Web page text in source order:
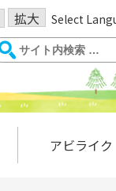
拡大 Select
アビライク